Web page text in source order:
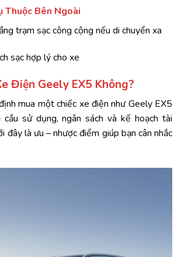
Thuộc Bên Ngoài
trạm sạc công cộng nếu di chuyển xa
sạc hợp lý cho xe
Điện Geely EX5 Không?
mua một chiếc xe điện như Geely EX5
sử dụng, ngân sách và kế hoạch tài
đây là ưu – nhược điểm giúp bạn cân nhắc